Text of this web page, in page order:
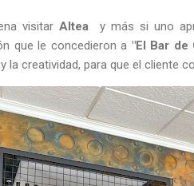
visitar Altea y más si uno
que le concedieron a "El Bar de
la creatividad, para que el cliente